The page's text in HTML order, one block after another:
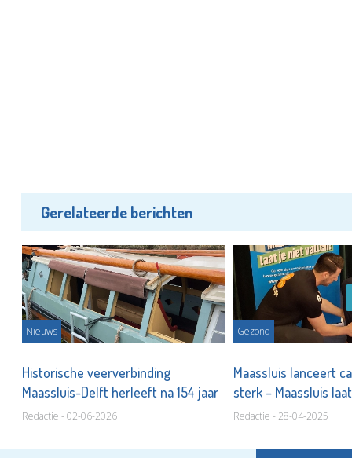
Gerelateerde berichten
Nieuws
Historische veerverbinding
Maassluis-Delft herleeft na 154 jaar
Redactie - 02-06-2026
Gezond
Maassluis lanceert
sterk – Maassluis
Redactie - 28-04-2025